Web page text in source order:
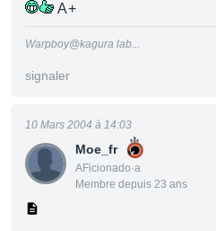
A+
Warpboy@kagura lab...
signaler
Moe_fr
AFicionado·a
Membre depuis 23 ans
10 Mars 2004 à 14:03